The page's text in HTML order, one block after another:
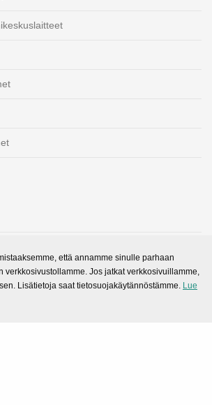
että annamme sinulle parhaan
verkkosivustollamme. Jos jatkat verkkosivuillamme,
Lisätietoja saat tietosuojakäytännöstämme. Lue